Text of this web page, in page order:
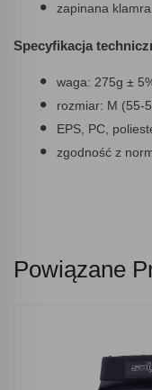
zapinana
Specyfikacja
waga: 275g ±
rozmiar: M (55-
EPS, PC,
zgodność z
Powiązane